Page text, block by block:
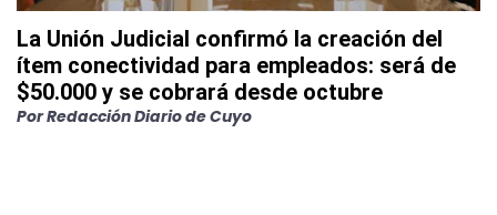
La Unión Judicial confirmó la creación del
ítem conectividad para empleados: será de
$50.000 y se cobrará desde octubre
PorRedacción Diario de Cuyo